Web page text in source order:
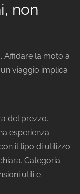
non
Affidare la moto a
viaggio implica
del prezzo.
esperienza
il tipo di utilizzo
Categoria
utili e